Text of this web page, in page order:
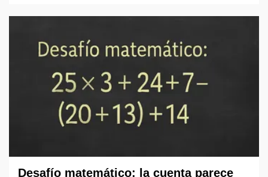
Desafío matemático: la cuenta parece